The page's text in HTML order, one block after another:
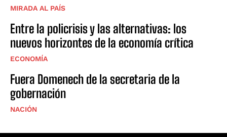
MIRADA AL PAÍS
Entre la policrisis y las alternativas: los
nuevos horizontes de la economía crítica
ECONOMÍA
Fuera Domenech de la secretaria de la
gobernación
NACIÓN